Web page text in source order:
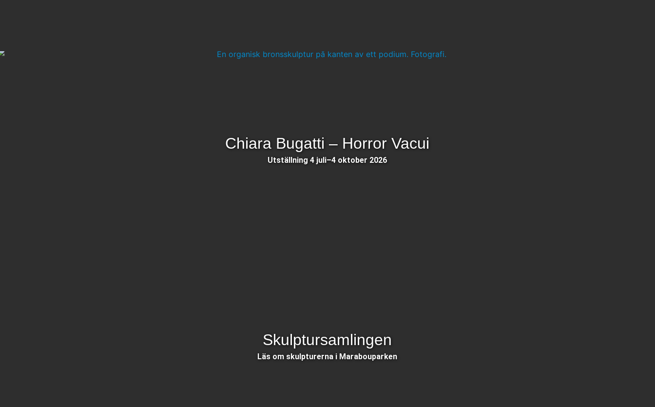
Chiara Bugatti – Horror Vacui
Utställning 4 juli–4 oktober 2026
Skulptursamlingen
Läs om skulpturerna i Marabouparken